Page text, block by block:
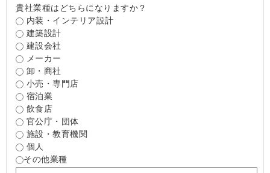
貴社業種はどちらになりますか？
内装・インテリア設計
建築設計
建設会社
メーカー
卸・商社
小売・専門店
宿泊業
飲食店
官公庁・団体
施設・教育機関
個人
その他業種